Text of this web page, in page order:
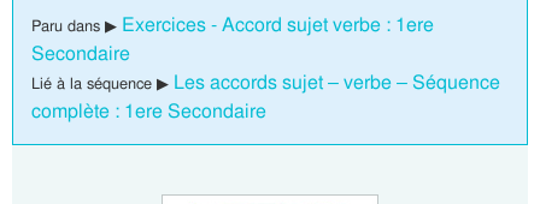
Paru dans ▶ Exercices - Accord sujet verbe : 1ere
Secondaire
Lié à la séquence ▶ Les accords sujet – verbe – Séquence
complète : 1ere Secondaire